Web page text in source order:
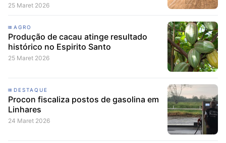
25 Maret 2026
AGRO
Produção de cacau atinge resultado
histórico no Espirito Santo
25 Maret 2026
DESTAQUE
Procon fiscaliza postos de gasolina em
Linhares
24 Maret 2026